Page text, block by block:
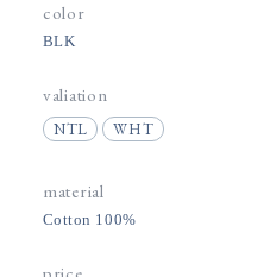
color
BLK
valiation
NTL WHT
material
Cotton 100%